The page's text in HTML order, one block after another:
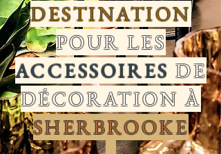
DESTINATION
POUR LES
ACCESSOIRES DE
DÉCORATION À
SHERBROOKE